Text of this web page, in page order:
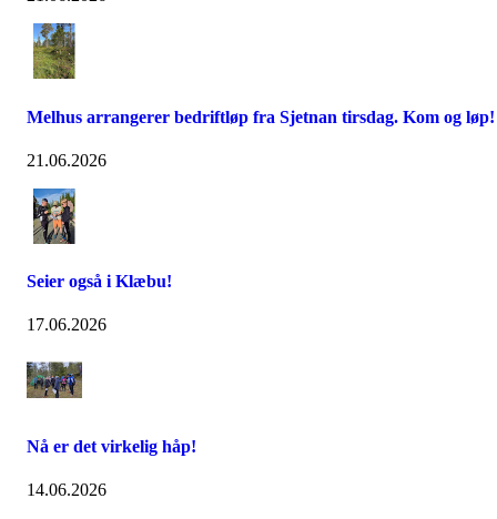
Melhus arrangerer bedriftløp fra Sjetnan tirsdag. Kom og løp!
21.06.2026
Seier også i Klæbu!
17.06.2026
Nå er det virkelig håp!
14.06.2026